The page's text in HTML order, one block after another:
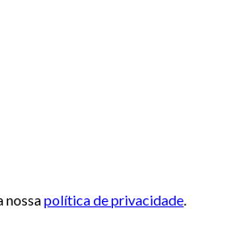
nossapolítica de privacidade.